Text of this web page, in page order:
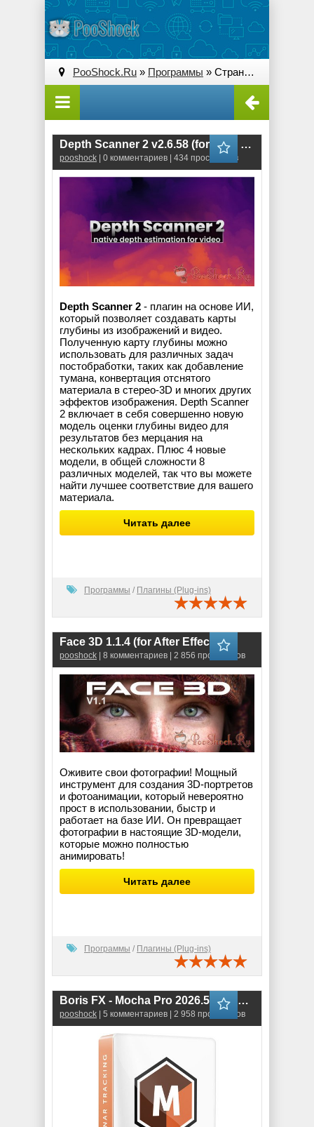
PooShock.Ru » Программы » Страница 7
Depth Scanner 2 v2.6.58 (for After Effects)
pooshock | 0 комментариев | 434 просмотров
Depth Scanner 2 - плагин на основе ИИ,
который позволяет создавать карты
глубины из изображений и видео.
Полученную карту глубины можно
использовать для различных задач
постобработки, таких как добавление
тумана, конвертация отснятого
материала в стерео-3D и многих других
эффектов изображения. Depth Scanner
2 включает в себя совершенно новую
модель оценки глубины видео для
результатов без мерцания на
нескольких кадрах. Плюс 4 новые
модели, в общей сложности 8
различных моделей, так что вы можете
найти лучшее соответствие для вашего
материала.
Читать далее
Программы / Плагины (Plug-ins)
Face 3D 1.1.4 (for After Effects)
pooshock | 8 комментариев | 2 856 просмотров
Оживите свои фотографии! Мощный
инструмент для создания 3D-портретов
и фотоанимации, который невероятно
прост в использовании, быстр и
работает на базе ИИ. Он превращает
фотографии в настоящие 3D-модели,
которые можно полностью
анимировать!
Читать далее
Программы / Плагины (Plug-ins)
Boris FX - Mocha Pro 2026.5 for Adobe & OFX RePack
pooshock | 5 комментариев | 2 958 просмотров